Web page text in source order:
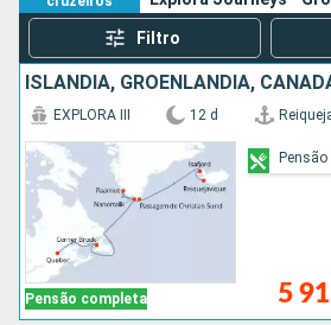
Filtro
ISLÂNDIA, GROENLANDIA,
Pensão completa
EXPLORA III 12 d
5